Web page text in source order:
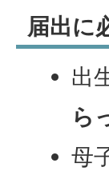
届出に
出
ら
母